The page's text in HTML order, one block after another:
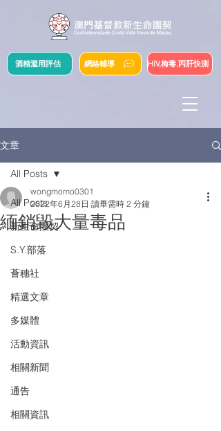
網絡輔導
酒精濫用評估 HIV,梅毒,丙肝快測
文章
All Posts
新生命團契
S.Y.部落
薈穗社
精選文章
多媒體
活動資訊
相關新聞
通告
相關資訊
All Posts
緬銷毀大量毒品
wongmomo0301
2022年6月28日 讀畢需時 2 分鐘